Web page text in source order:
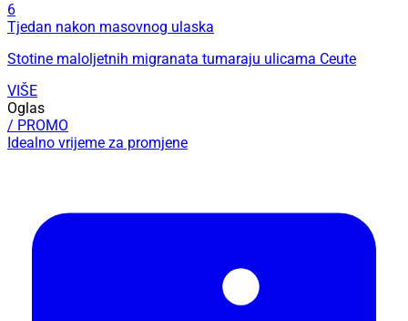
6
Tjedan nakon masovnog ulaska
Stotine maloljetnih migranata tumaraju ulicama Ceute
VIŠE
Oglas
/ PROMO
Idealno vrijeme za promjene